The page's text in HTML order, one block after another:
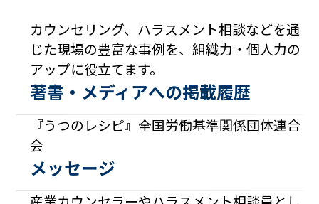
カウンセリング、ハラスメント相談などを通
じた現場の豊富な事例を、組織力・個人力の
アップに役立てます。
著書・メディアへの掲載履歴
『うつのレシピ』全国労働基準関係団体連合
会
メッセージ